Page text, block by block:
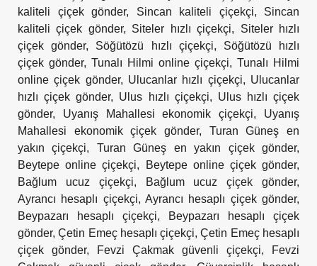
kaliteli çiçek gönder, Sincan kaliteli çiçekçi, Sincan
kaliteli çiçek gönder, Siteler hızlı çiçekçi, Siteler hızlı
çiçek gönder, Söğütözü hızlı çiçekçi, Söğütözü hızlı
çiçek gönder, Tunalı Hilmi online çiçekçi, Tunalı Hilmi
online çiçek gönder, Ulucanlar hızlı çiçekçi, Ulucanlar
hızlı çiçek gönder, Ulus hızlı çiçekçi, Ulus hızlı çiçek
gönder, Uyanış Mahallesi ekonomik çiçekçi, Uyanış
Mahallesi ekonomik çiçek gönder, Turan Güneş en
yakın çiçekçi, Turan Güneş en yakın çiçek gönder,
Beytepe online çiçekçi, Beytepe online çiçek gönder,
Bağlum ucuz çiçekçi, Bağlum ucuz çiçek gönder,
Ayrancı hesaplı çiçekçi,Ayrancı hesaplı çiçek gönder,
Beypazarı hesaplı çiçekçi,
Beypazarı hesaplı çiçek
gönder,Çetin Emeç hesaplı çiçekçi,Çetin Emeç hesaplı
çiçek gönder, Fevzi Çakmak güvenli çiçekçi,
Fevzi